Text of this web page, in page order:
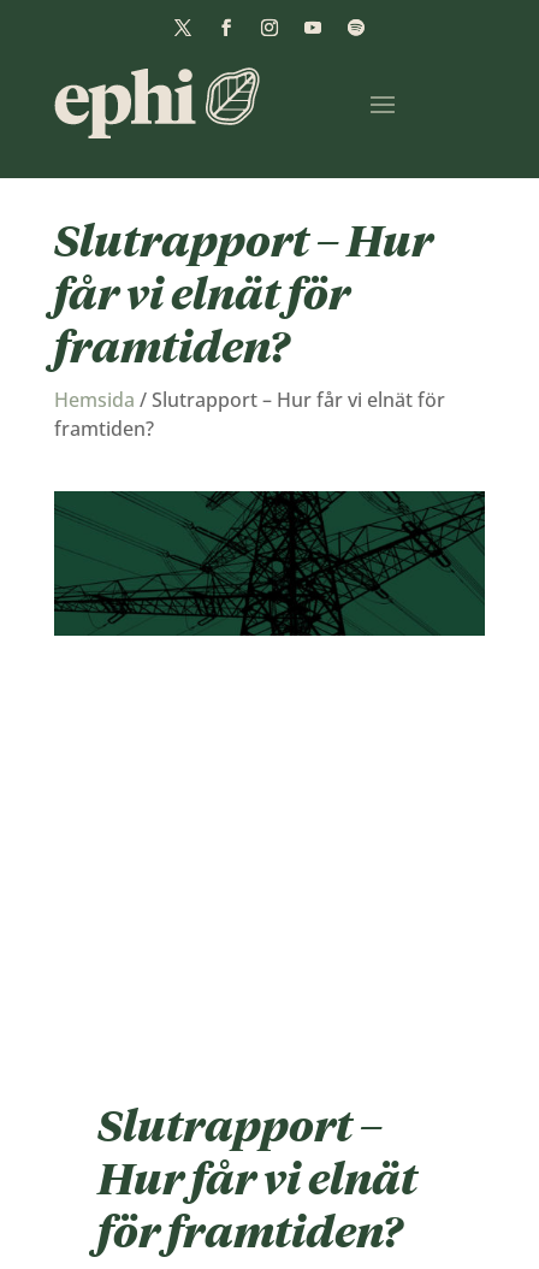
Slutrapport – Hur
får vi elnät för
framtiden?
Hemsida /Slutrapport – Hur får vi elnät för
framtiden?
Slutrapport –
Hur får vi elnät
för framtiden?